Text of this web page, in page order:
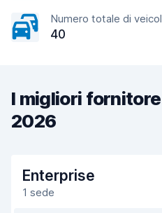
Numero totale di
40
I migliori
2026
Enterprise
1 sede